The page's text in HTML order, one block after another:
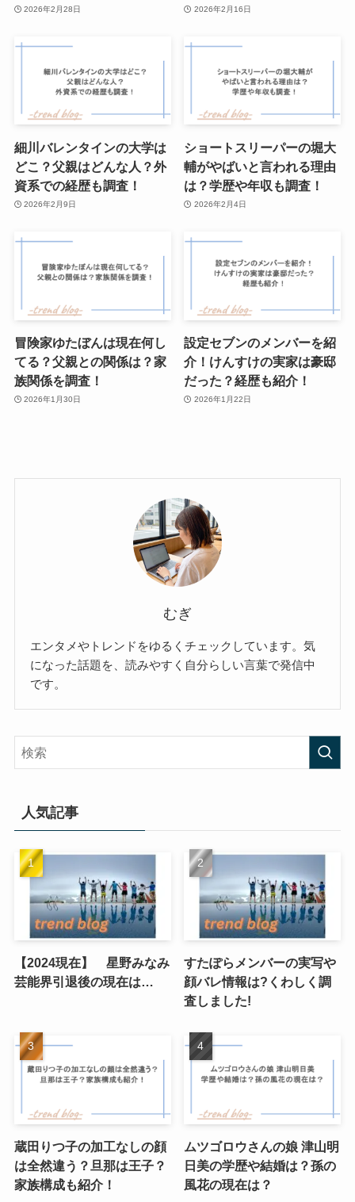
2026年2月28日 2026年2月16日
細川バレンタインの大学は
どこ？父親はどんな人？外
資系での経歴も調査！
2026年2月9日
ショートスリーパーの堀大
輔がやばいと言われる理由
は？学歴や年収も調査！
2026年2月4日
冒険家ゆたぼんは現在何し
てる？父親との関係は？家
族関係を調査！
2026年1月30日
設定セブンのメンバーを紹
介！けんすけの実家は豪邸
だった？経歴も紹介！
2026年1月22日
むぎ
エンタメやトレンドをゆるくチェックしています。気
になった話題を、読みやすく自分らしい言葉で発信中
です。
人気記事
【2024現在】 星野みなみ
芸能界引退後の現在は…
すたぽらメンバーの実写や
顔バレ情報は?くわしく調
査しました!
蔵田りつ子の加工なしの顔
は全然違う？旦那は王子？
家族構成も紹介！
ムツゴロウさんの娘 津山明
日美の学歴や結婚は？孫の
風花の現在は？